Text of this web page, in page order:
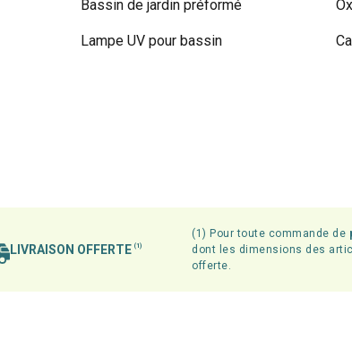
Bassin de jardin préformé
Lampe UV pour bassin
LIVRAISON OFFERTE(1)
(1) Pour toute commande de
dont les dimensions des
offerte.